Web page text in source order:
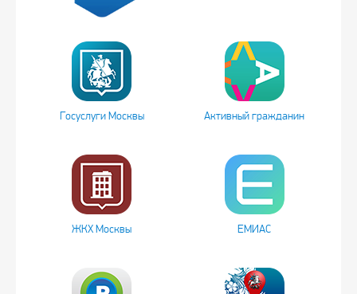
Госуслуги Москвы Активный гражданин
ЖКХ Москвы ЕМИАС